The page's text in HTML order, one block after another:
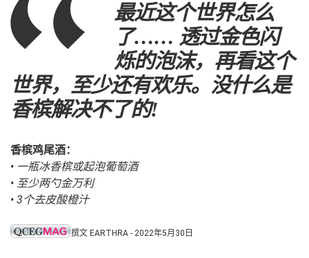
最近这个世界怎么
了…… 透过金色闪
烁的泡沫，再看这个
世界，至少还有欢乐。没什么是
香槟解决不了的!
香槟鸡尾酒：
• 一瓶冰香槟或起泡葡萄酒
• 至少两勺金万利
• 3个去皮酸橙汁
撰文 EARTHRA - 2022年5月30日